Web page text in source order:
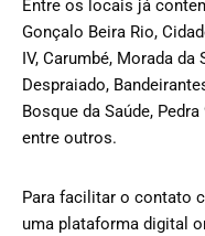
Entre os locais já
Gonçalo Beira Rio,
IV, Carumbé, Morada
Despraiado,
Bosque da Saúde,
entre outros.
Para facilitar o contato
uma plataforma digital